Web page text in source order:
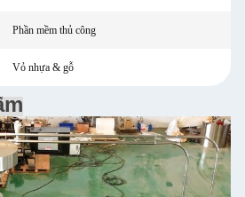
Phần mềm thủ công
Vỏ nhựa & gỗ